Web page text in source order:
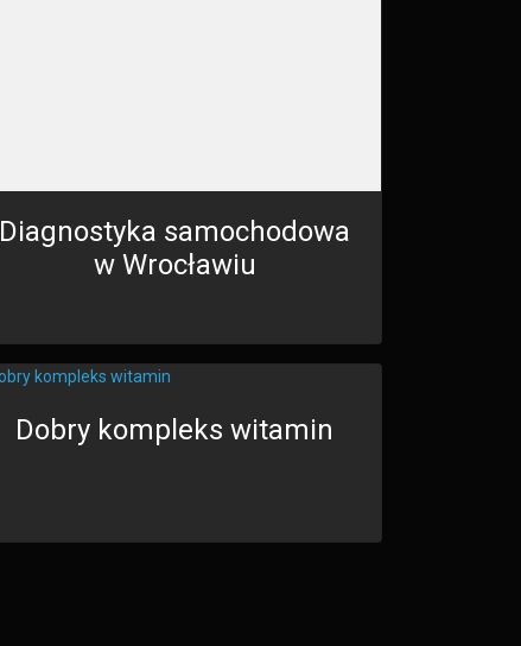
Diagnostyka samochodowa
w Wrocławiu
Dobry kompleks witamin